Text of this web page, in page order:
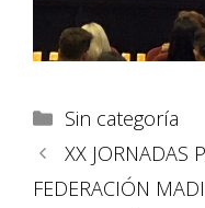
Sin categoría
XX JORNADAS
FEDERACIÓN